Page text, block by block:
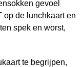
gevoel
op de lunchkaart en
spek en worst,
te begrijpen,